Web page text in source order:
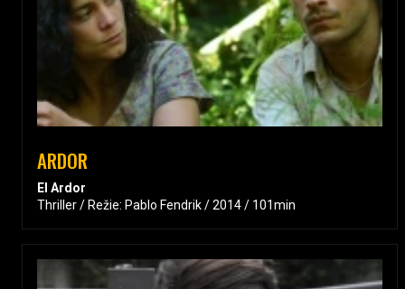
ARDOR
El Ardor
Thriller / Režie: Pablo Fendrik / 2014 / 101min